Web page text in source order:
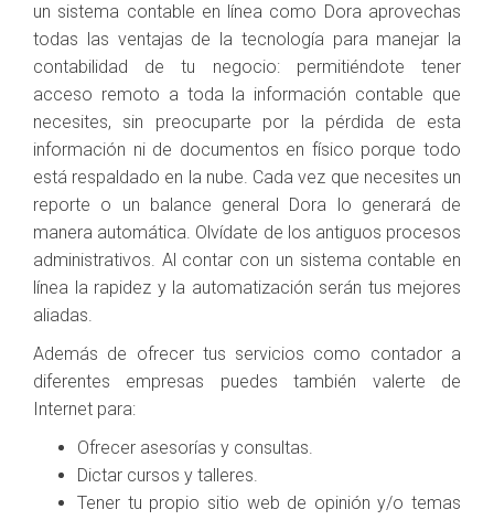
un sistema contable en línea como Dora aprovechas
todas las ventajas de la tecnología para manejar la
contabilidad de tu negocio: permitiéndote tener
acceso remoto a toda la información contable que
necesites, sin preocuparte por la pérdida de esta
información ni de documentos en físico porque todo
está respaldado en la nube. Cada vez que necesites un
reporte o un balance general Dora lo generará de
manera automática. Olvídate de los antiguos procesos
administrativos. Al contar con un sistema contable en
línea la rapidez y la automatización serán tus mejores
aliadas.
Además de ofrecer tus servicios como contador a
diferentes empresas puedes también valerte de
Internet para:
Ofrecer asesorías y consultas.
Dictar cursos y talleres.
Tener tu propio sitio web de opinión y/o temas